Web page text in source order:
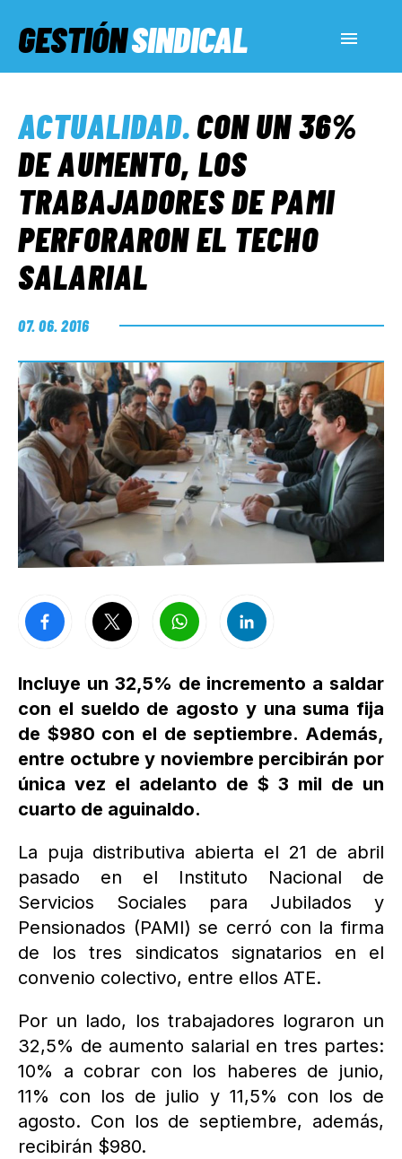
GESTIÓNSINDICAL
SERVICIOS SOCIALES
INFORMES ESPECIALES
FUERA DE MEGÁFONO
EL LADO «G»
ACTUALIDAD.CON UN 36%
DE AUMENTO, LOS
TRABAJADORES DE PAMI
PERFORARON EL TECHO
SALARIAL
07. 06. 2016
Incluye un 32,5% de incremento a saldar
con el sueldo de agosto y una suma fija
de $980 con el de septiembre. Además,
entre octubre y noviembre percibirán por
única vez el adelanto de $ 3 mil de un
cuarto de aguinaldo.
La puja distributiva abierta el 21 de abril
pasado en el Instituto Nacional de
Servicios Sociales para Jubilados y
Pensionados (PAMI) se cerró con la firma
de los tres sindicatos signatarios en el
convenio colectivo, entre ellos ATE.
Por un lado, los trabajadores lograron un
32,5% de aumento salarial en tres partes:
10% a cobrar con los haberes de junio,
11% con los de julio y 11,5% con los de
agosto. Con los de septiembre, además,
recibirán $980.